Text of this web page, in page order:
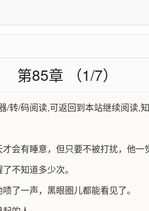
第85章 （1/7）
/转/码阅读,可返回到本站继续阅读,知
会有睡意，但只要不被打扰，他一
不知道多少次。
了一声，黑眼圈儿都能看见了。